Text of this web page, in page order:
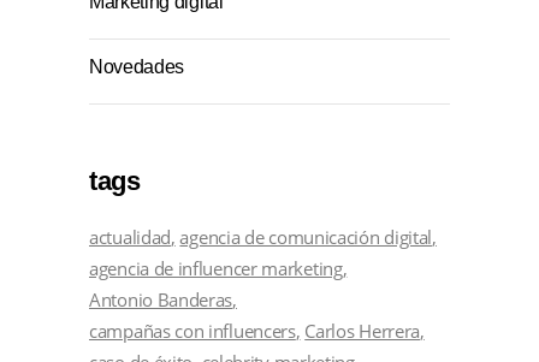
Novedades
tags
actualidad agencia de comunicación digital
agencia de influencer marketing
Antonio Banderas
campañas con influencers Carlos Herrera